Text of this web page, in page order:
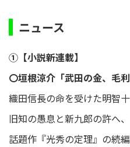
ニュース
①【小説新連載】
〇垣根涼介「武田の金、毛利
織田信長の命を受けた明智十
旧知の愚息と新九郎の許へ
話題作『光秀の定理』の続